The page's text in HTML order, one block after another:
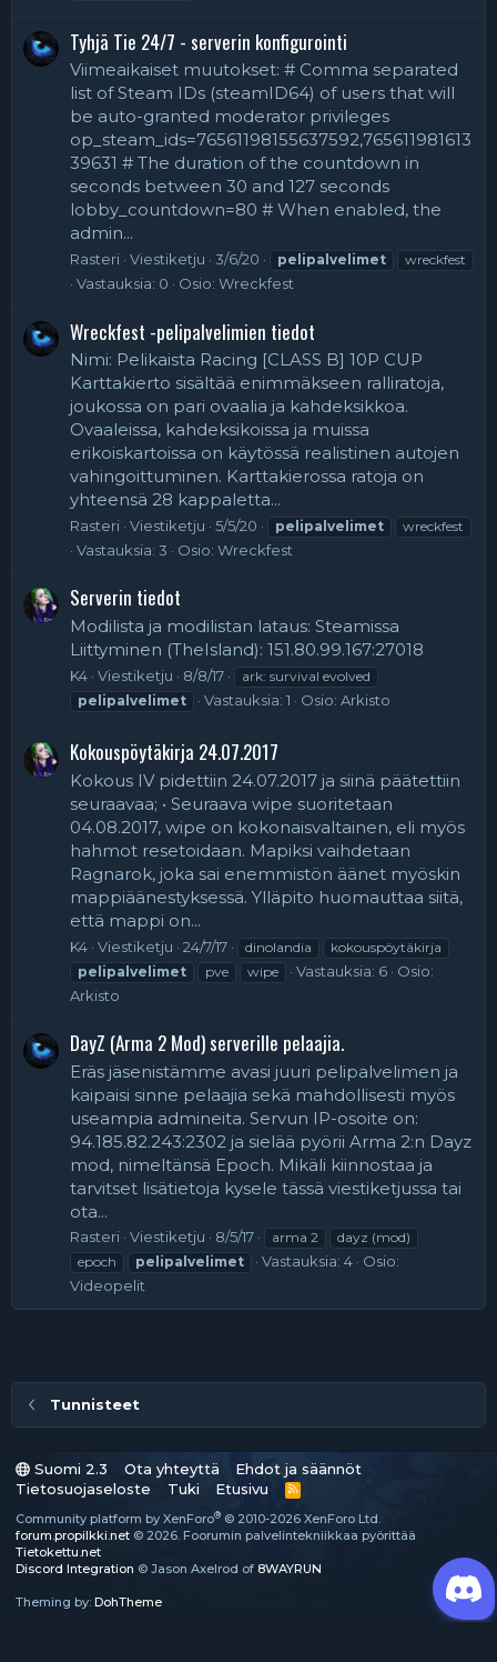
Tyhjä Tie 24/7 - serverin konfigurointi
Viimeaikaiset muutokset: # Comma separated
list of Steam IDs (steamID64) of users that will
be auto-granted moderator privileges
op_steam_ids=76561198155637592,765611981613
39631 # The duration of the countdown in
seconds between 30 and 127 seconds
lobby_countdown=80 # When enabled, the
admin...
Rasteri Viestiketju 3/6/20 pelipalvelimet wreckfest
Vastauksia: 0 Osio: Wreckfest
Wreckfest -pelipalvelimien tiedot
Nimi: Pelikaista Racing [CLASS B] 10P CUP
Karttakierto sisältää enimmäkseen ralliratoja,
joukossa on pari ovaalia ja kahdeksikkoa.
Ovaaleissa, kahdeksikoissa ja muissa
erikoiskartoissa on käytössä realistinen autojen
vahingoittuminen. Karttakierossa ratoja on
yhteensä 28 kappaletta...
Rasteri Viestiketju 5/5/20 pelipalvelimet wreckfest
Vastauksia: 3 Osio: Wreckfest
Serverin tiedot
Modilista ja modilistan lataus: Steamissa
Liittyminen (TheIsland): 151.80.99.167:27018
K4 Viestiketju 8/8/17
ark: survival evolved
pelipalvelimet
Vastauksia: 1 Osio: Arkisto
Kokouspöytäkirja 24.07.2017
Kokous IV pidettiin 24.07.2017 ja siinä päätettiin
seuraavaa; • Seuraava wipe suoritetaan
04.08.2017, wipe on kokonaisvaltainen, eli myös
hahmot resetoidaan. Mapiksi vaihdetaan
Ragnarok, joka sai enemmistön äänet myöskin
mappiäänestyksessä. Ylläpito huomauttaa siitä,
että mappi on...
K4 Viestiketju 24/7/17 dinolandia
kokouspöytäkirja
pelipalvelimet
pve wipe Vastauksia: 6
Osio:
Arkisto
DayZ (Arma 2 Mod) serverille pelaajia.
Eräs jäsenistämme avasi juuri pelipalvelimen ja
kaipaisi sinne pelaajia sekä mahdollisesti myös
useampia admineita. Servun IP-osoite on:
94.185.82.243:2302 ja sielää pyörii Arma 2:n Dayz
mod, nimeltänsä Epoch. Mikäli kiinnostaa ja
tarvitset lisätietoja kysele tässä viestiketjussa tai
ota...
Rasteri Viestiketju 8/5/17 arma 2
dayz (mod)
epoch
pelipalvelimet Vastauksia: 4
Osio:
Videopelit
Tunnisteet
Suomi 2.3 Ota yhteyttä
Ehdot ja säännöt
Tietosuojaseloste
Tuki Etusivu
R
S
S
Community platform by XenForo® © 2010-2026 XenForo Ltd.
forum.propilkki.net © 2026. Foorumin palvelintekniikkaa pyörittää
Tietokettu.net
Discord Integration © Jason Axelrod of 8WAYRUN
Theming by: DohTheme